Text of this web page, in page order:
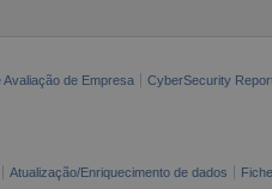
Avaliação de Empresa CyberSecurity
Atualização/Enriquecimento de dados